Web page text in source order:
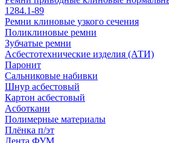
1284.1-89
Ремни клиновые узкого сечения
Поликлиновые ремни
Зубчатые ремни
Асбестотехнические изделия (АТИ)
Паронит
Сальниковые набивки
Шнур асбестовый
Картон асбестовый
Асботкани
Полимерные материалы
Плёнка п/эт
Лента ФУМ